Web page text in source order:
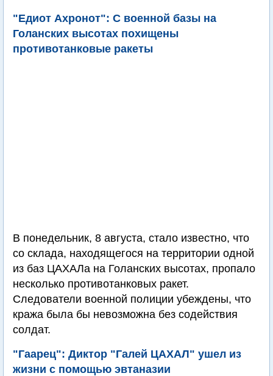
"Едиот Ахронот": С военной базы на
Голанских высотах похищены
противотанковые ракеты
В понедельник, 8 августа, стало известно, что
со склада, находящегося на территории одной
из баз ЦАХАЛа на Голанских высотах, пропало
несколько противотанковых ракет.
Следователи военной полиции убеждены, что
кража была бы невозможна без содействия
солдат.
"Гаарец": Диктор "Галей ЦАХАЛ" ушел из
жизни с помощью эвтаназии